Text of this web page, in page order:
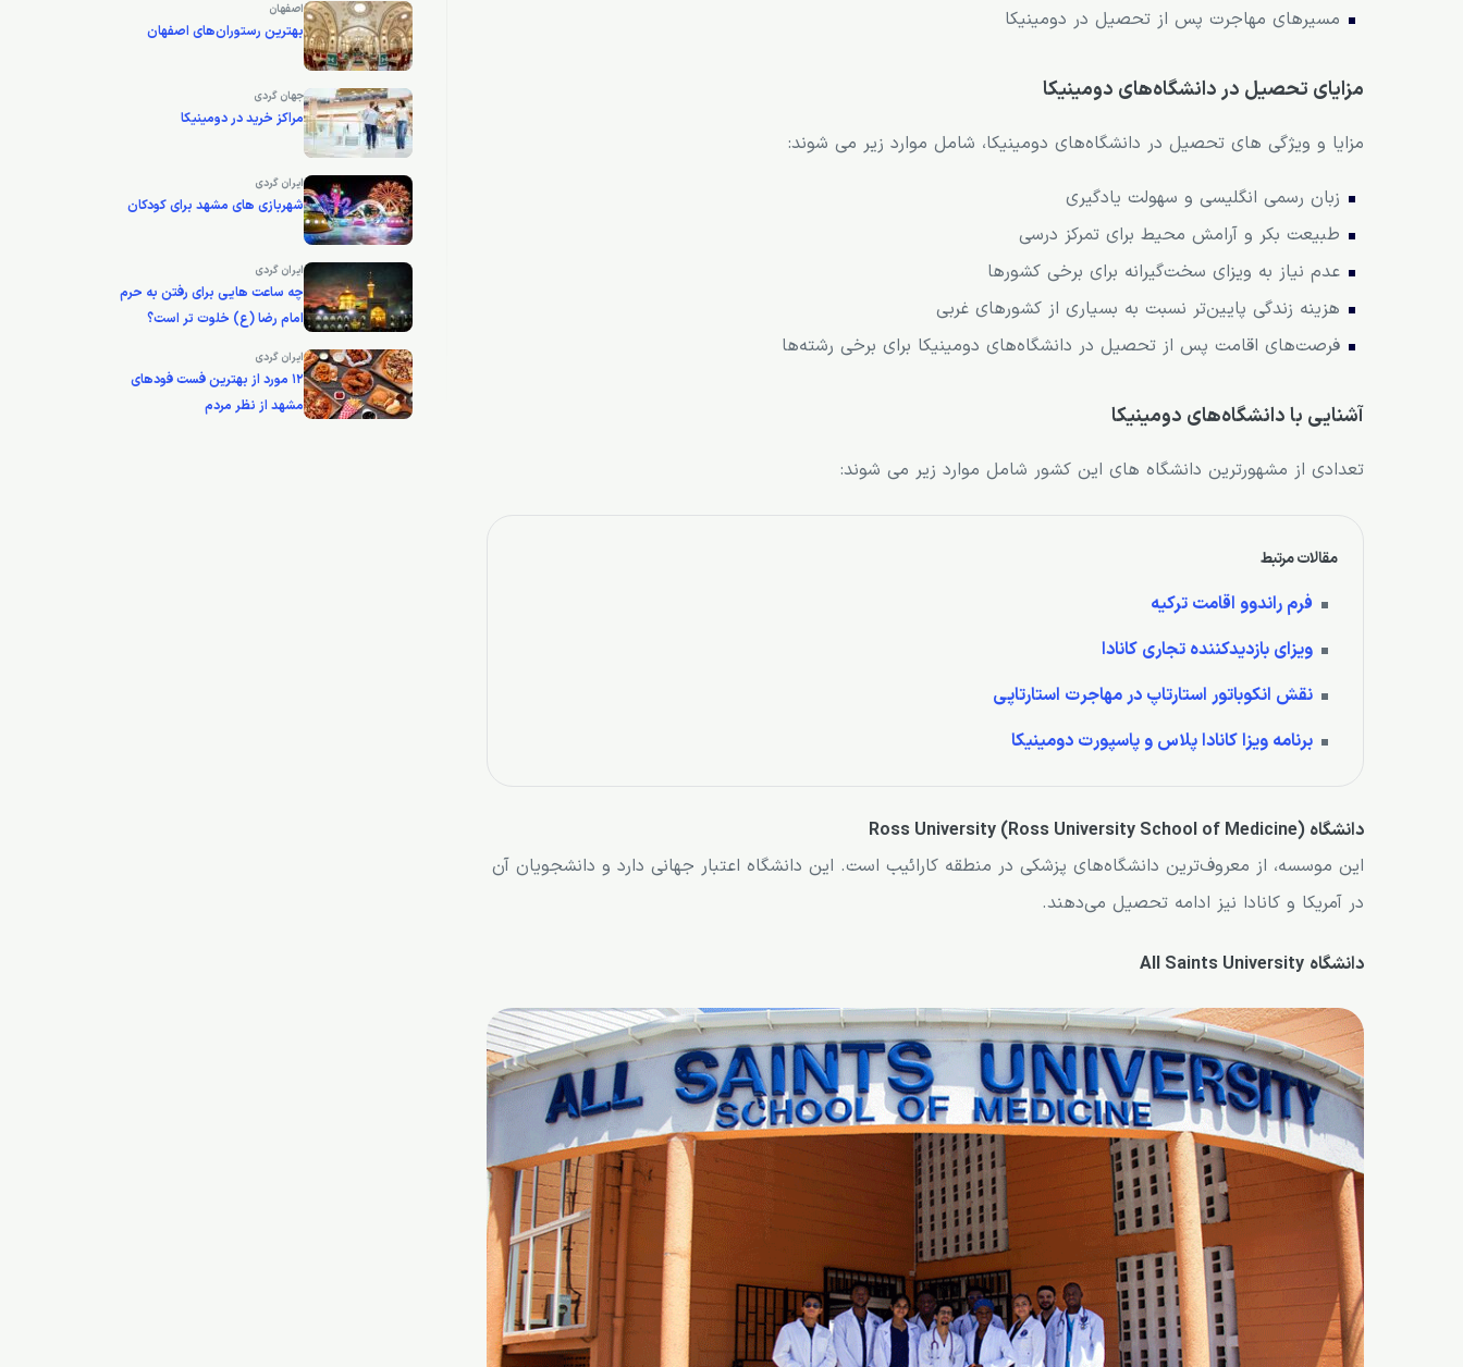
مسیرهای مهاجرت پس از تحصیل در دومینیکا
مزایای تحصیل در دانشگاه‌های دومینیکا
مزایا و ویژگی های تحصیل در دانشگاه‌های دومینیکا، شامل موارد زیر می شوند:
زبان رسمی انگلیسی و سهولت یادگیری
طبیعت بکر و آرامش محیط برای تمرکز درسی
عدم نیاز به ویزای سخت‌گیرانه برای برخی کشورها
هزینه زندگی پایین‌تر نسبت به بسیاری از کشورهای غربی
فرصت‌های اقامت پس از تحصیل در دانشگاه‌های دومینیکا برای برخی رشته‌ها
آشنایی با دانشگاه‌های دومینیکا
تعدادی از مشهورترین دانشگاه های این کشور شامل موارد زیر می شوند:
مقالات مرتبط
فرم راندوو اقامت ترکیه
ویزای بازدیدکننده تجاری کانادا
نقش انکوباتور استارتاپ در مهاجرت استارتاپی
برنامه ویزا کانادا پلاس و پاسپورت دومینیکا
دانشگاه Ross University (Ross University School of Medicine)
این موسسه، از معروف‌ترین دانشگاه‌های پزشکی در منطقه کارائیب است. این دانشگاه اعتبار جهانی دارد و دانشجویان آن
در آمریکا و کانادا نیز ادامه تحصیل می‌دهند.
دانشگاه All Saints University
اصفهان
بهترین رستوران‌های اصفهان
جهان گردی
مراکز خرید در دومینیکا
ایران گردی
شهربازی های مشهد برای کودکان
ایران گردی
چه ساعت هایی برای رفتن به حرم
امام رضا (ع) خلوت تر است؟
ایران گردی
12 مورد از بهترین فست فودهای
مشهد از نظر مردم